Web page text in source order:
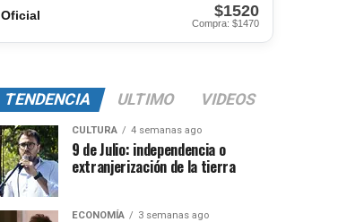
Oficial $1520
Compra: $1470
TENDENCIA ULTIMO VIDEOS
CULTURA 4 semanas ago
9 de Julio: independencia o
extranjerización de la tierra
ECONOMÍA 3 semanas ago